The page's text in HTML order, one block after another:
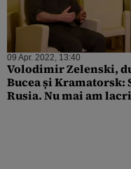
09 Apr. 2022, 13:40
Volodimir Zelenski,
Bucea și Kramatorsk:
Rusia. Nu mai am